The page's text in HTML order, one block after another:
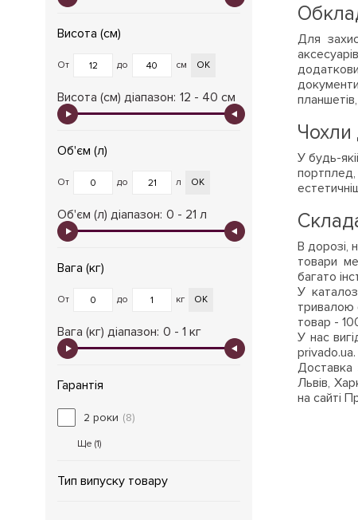
Висота (см)
От до см ОК
Висота (см) діапазон: 12 - 40 см
Об'єм (л)
От до л ОК
Об'єм (л) діапазон: 0 - 21 л
Вага (кг)
От до кг ОК
Вага (кг) діапазон: 0 - 1 кг
Гарантія
2 роки (8)
Ще (1)
Тип випуску товару
Для
Чохли
У будь-
портплед,
В дорозі,
товари
багато
У
тривалою
товар -
У нас
Доставка
Львів,
на сайті